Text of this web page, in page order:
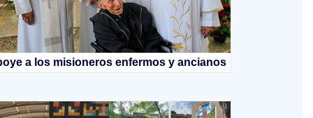
a los misioneros enfermos y ancianos